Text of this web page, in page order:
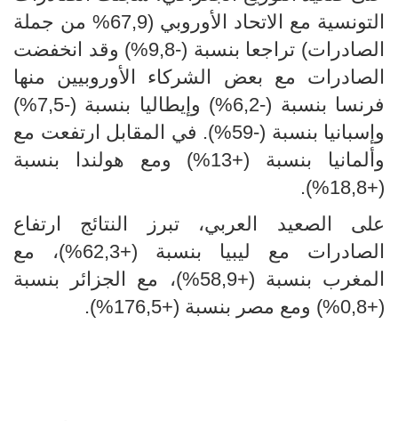
التونسية مع الاتحاد الأوروبي (67,9% من جملة
الصادرات) تراجعا بنسبة (-9,8%) وقد انخفضت
الصادرات مع بعض الشركاء الأوروبيين منها
فرنسا بنسبة (-6,2%) وإيطاليا بنسبة (-7,5%)
وإسبانيا بنسبة (-59%). في المقابل ارتفعت مع
وألمانيا بنسبة (+13%) ومع هولندا بنسبة
(+18,8%).
على الصعيد العربي، تبرز النتائج ارتفاع
الصادرات مع ليبيا بنسبة (+62,3%)، مع
المغرب بنسبة (+58,9%)، مع الجزائر بنسبة
(+0,8%) ومع مصر بنسبة (+176,5%).